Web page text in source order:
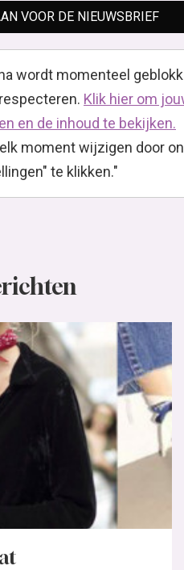
VOOR DE NIEUWSBRIEF
wordt momenteel
Klik hier om
en de inhoud te bekijken.
moment wijzigen door
te klikken."